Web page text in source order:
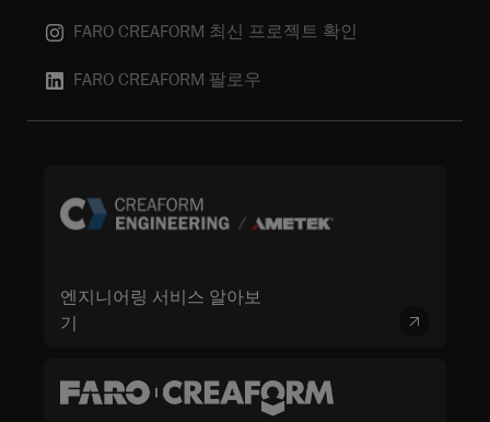
FARO CREAFORM 최신 프로젝트 확인
FARO CREAFORM 팔로우
엔지니어링 서비스 알아보
기